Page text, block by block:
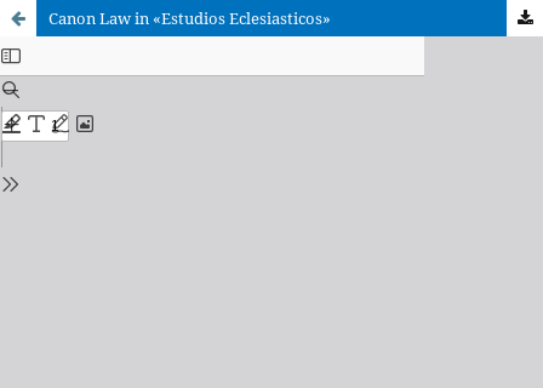
Canon Law in «Estudios Eclesiasticos»